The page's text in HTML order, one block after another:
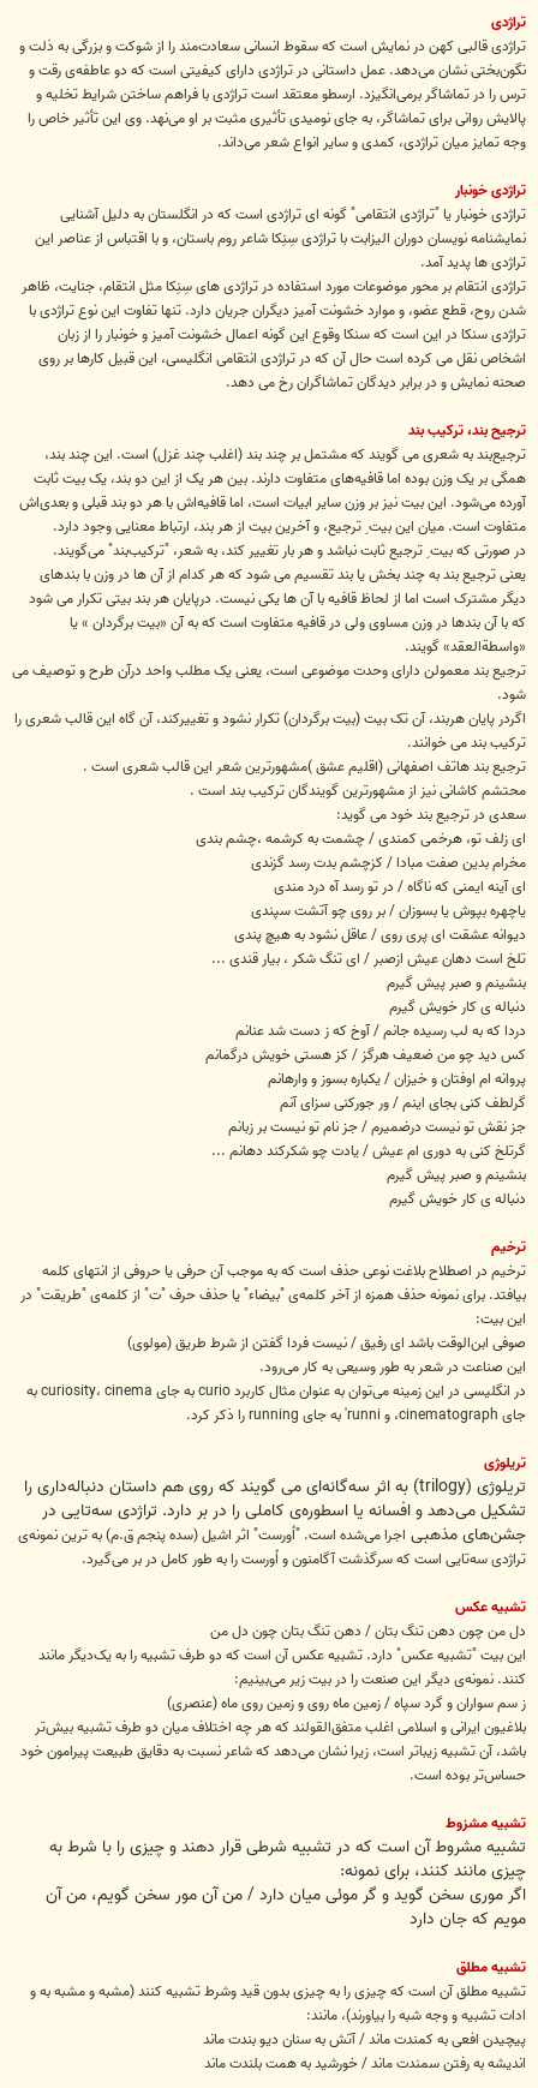
تراژدی
تراژدی قالبی کهن در نمایش است که سقوط انسانی سعادت‌مند را از شوکت و بزرگی به ذلت و
نگون‌بختی نشان می‌دهد. عمل داستانی در تراژدی دارای کیفیتی است که دو عاطفه‌ی رقت و
ترس را در تماشاگر بر‌می‌انگیزد. ارسطو معتقد است تراژدی با فراهم ساختن شرایط تخلیه‌ و
پالایش روانی برای تماشاگر، به جای نومیدی تأثیری مثبت بر او می‌نهد. وی این تأثیر خاص را
وجه تمایز میان تراژدی، کمدی و سایر انواع شعر می‌داند.
تراژدی خونبار
تراژدی خونبار یا "تراژدی انتقامی" گونه ای تراژدی است که در انگلستان به دلیل آشنایی
نمایشنامه نویسان دوران الیزابت با تراژدی سِنِکا شاعر روم باستان، و با اقتباس از عناصر این
تراژدی ها پدید آمد.
تراژدی انتقام بر محور موضوعات مورد استفاده در تراژدی های سِنِکا مثل انتقام، جنایت، ظاهر
شدن روح، قطع عضو، و موارد خشونت آمیز دیگران جریان دارد. تنها تفاوت این نوع تراژدی با
تراژدی سنکا در این است که سنکا وقوع این گونه اعمال خشونت آمیز و خونبار را از زبان
اشخاص نقل می کرده است حال آن که در تراژدی انتقامی انگلیسی، این قبیل کارها بر روی
صحنه نمایش و در برابر دیدگان تماشاگران رخ می دهد.
ترجیح بند، ترکیب بند
ترجیع‌بند به شعری ‌می گویند که مشتمل بر چند بند (اغلب چند غزل) است. این چند بند،
همگی بر یک وزن بوده اما قافیه‌های متفاوت دارند. بین هر یک از این دو بند، یک بیت ثابت
آورده می‌شود. این بیت نیز بر وزن سایر ابیات است، اما قافیه‌اش با هر دو بند قبلی و بعدی‌اش
متفاوت است. میان این بیت ِ ترجیع، و آخرین بیت از هر بند، ارتباط معنایی وجود دارد.
در صورتی که بیت ِ ترجیع ثابت نباشد و هر بار تغییر کند، به شعر، "ترکیب‌بند" می‌گویند.
یعنی ترجیع بند به چند بخش یا بند تقسیم می شود که هر کدام از آن ها در وزن با بندهای
دیگر مشترک است اما از لحاظ قافیه با آن ها یکی نیست. درپایان هر بند بیتی تکرار می شود
که با آن بندها در وزن مساوی ولی در قافیه متفاوت است که به آن «بیت برگردان » یا
«واسطةالعقد» گویند.
ترجیع بند معمولن دارای وحدت موضوعی است، یعنی یک مطلب واحد درآن طرح و توصیف می
شود.
اگردر پایان هربند، آن تک بیت (بیت برگردان) تکرار نشود و تغییرکند، آن گاه این قالب شعری را
ترکیب بند می خوانند.
ترجیع بند هاتف اصفهانی (اقلیم عشق )مشهورترین شعر این قالب شعری است .
محتشم کاشانی نیز از مشهورترین گویندگان ترکیب بند است .
سعدی در ترجیع بند خود می گوید:
ای زلف تو، هرخمی کمندی / چشمت به کرشمه ،چشم بندی
مخرام بدین صفت مبادا / کزچشم بدت رسد گزندی
ای آینه ایمنی که ناگاه / در تو رسد آه درد مندی
یاچهره بپوش یا بسوزان / بر روی چو آتشت سپندی
دیوانه عشقت ای پری روی / عاقل نشود به هیچ پندی
تلخ است دهان عیش ازصبر / ای تنگ شکر ، بیار قندی ...
بنشینم و صبر پیش گیرم
دنباله ی کار خویش گیرم
دردا که به لب رسیده جانم / آوخ که ز دست شد عنانم
کس دید چو من ضعیف هرگز / کز هستی خویش درگمانم
پروانه ام اوفتان و خیزان / یکباره بسوز و وارهانم
گرلطف کنی بجای اینم / ور جورکنی سزای آنم
جز نقش تو نیست درضمیرم / جز نام تو نیست بر زبانم
گرتلخ کنی به دوری ام عیش / یادت چو شکرکند دهانم ...
بنشینم و صبر پیش گیرم
دنباله ی کار خویش گیرم
ترخیم
ترخیم در اصطلاح بلاغت نوعی حذف است که به موجب آن حرفی یا حروفی از انتهای کلمه
بیافتد. برای نمونه حذف همزه از آخر کلمه‌ی "بیضاء" یا حذف حرف "ت" از کلمه‌ی "طریقت" در
این بیت:
صوفی ابن‌‌الوقت باشد ای رفیق / نیست فردا گفتن از شرط طریق (مولوی)
این صناعت در شعر به طور وسیعی به کار می‌رود.
در انگلیسی در این زمینه می‌توان به عنوان مثال کاربرد curio به جای curiosity، cinema به
جای cinematograph، و runni' به جای running را ذکر کرد.
تریلوژی
تریلوژی (trilogy) به اثر سه‌گانه‌ای می گویند که روی هم داستان دنباله‌داری را
تشکیل می‌دهد و افسانه یا اسطوره‌ی کاملی را در بر دارد. تراژدی سه‌تایی در
جشن‌های مذهبی اجرا می‌شده است. "اُورست" اثر اشیل (سده پنجم ق.م) به ترین نمونه‌ی
تراژدی سه‌تایی است که سرگذشت آگامنون و اُورست را به طور کامل در بر می‌گیرد.
تشبیه عکس
دل من چون دهن تنگ بتان / دهن تنگ بتان چون دل من
این بیت "تشبیه عکس" دارد. تشبیه عکس آن است که دو طرف تشبیه را به یک‌دیگر مانند
کنند. نمونه‌ی دیگر این صنعت را در بیت زیر می‌بینیم:
ز سم سواران و گرد سپاه / زمین ماه روی و زمین روی ماه (عنصری)
بلاغیون ایرانی و اسلامی اغلب متفق‌القولند که هر چه اختلاف میان دو طرف تشبیه بیش‌تر
باشد، آن تشبیه زیباتر است، زیرا نشان می‌دهد که شاعر نسبت به دقایق طبیعت پیرامون خود
حساس‌تر بوده است.
تشبیه مشزوط
تشبیه مشروط آن است که در تشبیه شرطی قرار دهند و چیزی را با شرط به
چیزی مانند کنند، برای نمونه:
اگر موری سخن گوید و گر موئی میان دارد / من آن مور سخن گویم، من آن
مویم که جان دارد
تشبیه مطلق
تشبیه مطلق آن است که چیزی را به چیزی بدون قید وشرط تشبیه کنند (مشبه و مشبه به و
ادات تشبیه و وجه شبه را بیاورند)، مانند:
پیچیدن افعی به کمندت ماند / آتش به سنان دیو بندت ماند
اندیشه به رفتن سمندت ماند / خورشید به همت بلندت ماند